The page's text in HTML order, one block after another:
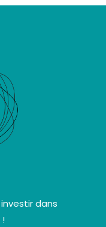
dans
!